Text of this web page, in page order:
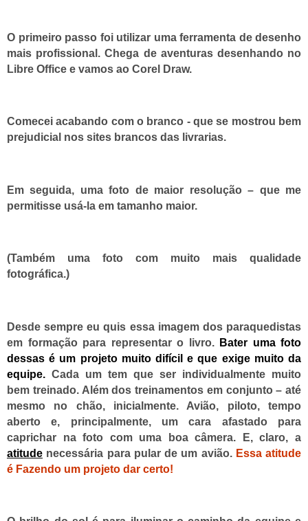
O primeiro passo foi utilizar uma ferramenta de desenho
mais profissional. Chega de aventuras desenhando no
Libre Office e vamos ao Corel Draw.
Comecei acabando com o branco - que se mostrou bem
prejudicial nos sites brancos das livrarias.
Em seguida, uma foto de maior resolução – que me
permitisse usá-la em tamanho maior.
(Também uma foto com muito mais qualidade
fotográfica.)
Desde sempre eu quis essa imagem dos paraquedistas
em formação para representar o livro. Bater uma foto
dessas é um projeto muito difícil e que exige muito da
equipe. Cada um tem que ser individualmente muito
bem treinado. Além dos treinamentos em conjunto – até
mesmo no chão, inicialmente. Avião, piloto, tempo
aberto e, principalmente, um cara afastado para
caprichar na foto com uma boa câmera. E, claro, a
atitude necessária para pular de um avião. Essa atitude
é Fazendo um projeto dar certo!